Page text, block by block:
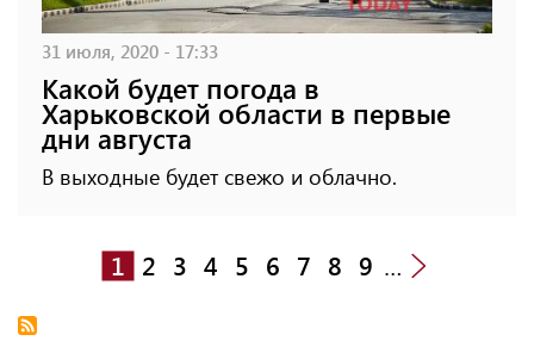
31 июля, 2020 - 17:33
Какой будет погода в
Харьковской области в первые
дни августа
В выходные будет свежо и облачно.
1 2 3 4 5 6 7 8 9 …